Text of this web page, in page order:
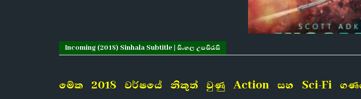
Incoming (2018) Sinhala Subtitle | සිංහල උපසිරැසි
මේක 2018 වර්ෂයේ නිකුත් වුණු Action සහ Sci-Fi